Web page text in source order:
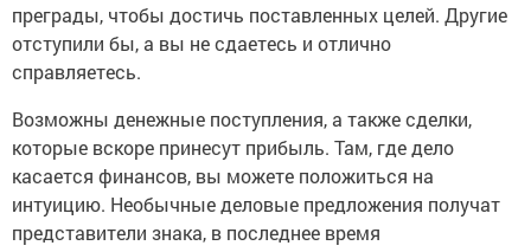
преграды, чтобы достичь поставленных целей. Другие
отступили бы, а вы не сдаетесь и отлично
справляетесь.
Возможны денежные поступления, а также сделки,
которые вскоре принесут прибыль. Там, где дело
касается финансов, вы можете положиться на
интуицию. Необычные деловые предложения получат
представители знака, в последнее время